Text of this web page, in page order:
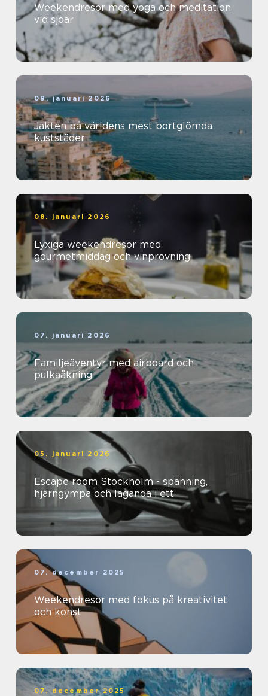
Weekendresor med yoga och meditation
vid sjöar
09. januari 2026
Jakten på världens mest bortglömda
kuststäder
08. januari 2026
Lyxiga weekendresor med
gourmetmiddag och vinprovning
07. januari 2026
Familjeäventyr med airboard och
pulkaåkning
05. januari 2026
Escape room Stockholm - spänning,
hjärngympa och laganda i ett
07. december 2025
Weekendresor med fokus på kreativitet
och konst
07. december 2025